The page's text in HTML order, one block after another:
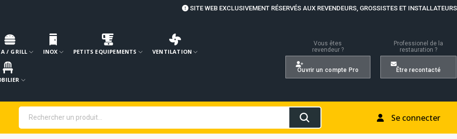
SITE WEB EXCLUSIVEMENT RÉSERVÉS AUX REVENDEURS, GROSSISTES ET INSTALLATEURS
/ GRILL INOX PETITS EQUIPEMENTS VENTILATION
Vous êtes
revendeur ?
Ouvrir un compte Pro
Professionel de la
restauration ?
Être recontacté
Se connecter